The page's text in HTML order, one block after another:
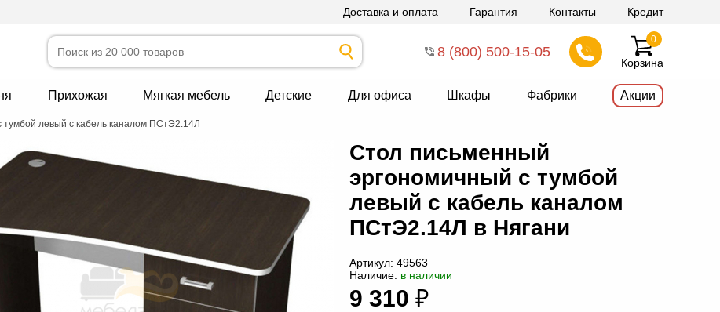
Доставка и оплата Гарантия Контакты Кредит
8 (800) 500-15-05
Корзина
0
Прихожая Мягкая мебель Детские Для офиса Шкафы Фабрики Акции
левый с кабель каналом ПСтЭ2.14Л
Стол письменный
эргономичный с тумбой
левый с кабель каналом
ПСтЭ2.14Л в Нягани
Артикул: 49563
Наличие: в наличии
9 310 ₽